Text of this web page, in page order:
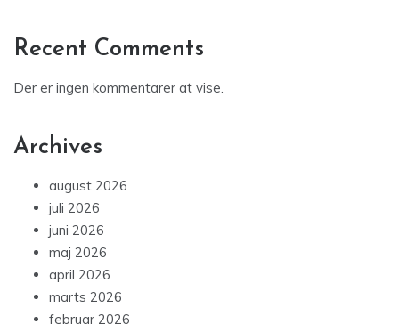
Recent Comments
Der er ingen kommentarer at vise.
Archives
august 2026
juli 2026
juni 2026
maj 2026
april 2026
marts 2026
februar 2026